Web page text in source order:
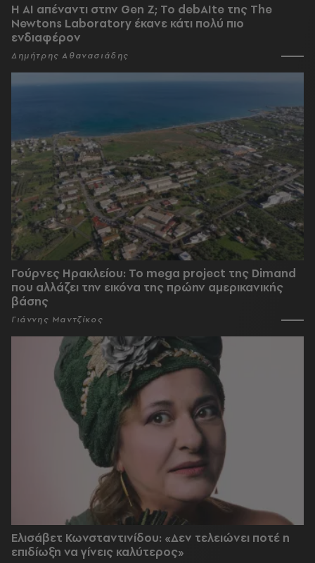
Η AI απέναντι στην Gen Z; Το debAIte της The
Newtons Laboratory έκανε κάτι πολύ πιο
ενδιαφέρον
Δημήτρης Αθανασιάδης
Γούρνες Ηρακλείου: To mega project της Dimand
που αλλάζει την εικόνα της πρώην αμερικανικής
βάσης
Γιάννης Μαντζίκος
Ελισάβετ Κωνσταντινίδου: «Δεν τελειώνει ποτέ η
επιδίωξη να γίνεις καλύτερος»